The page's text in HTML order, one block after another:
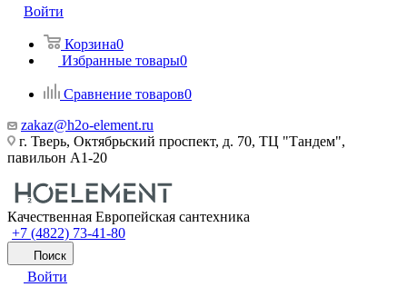
Войти
Корзина0
Избранные товары0
Сравнение товаров0
zakaz@h2o-element.ru
г. Тверь, Октябрьский проспект, д. 70, ТЦ "Тандем",
павильон А1-20
Качественная Европейская сантехника
+7 (4822) 73-41-80
Поиск
Войти